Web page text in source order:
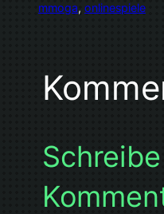
mmoga, onlinespiele